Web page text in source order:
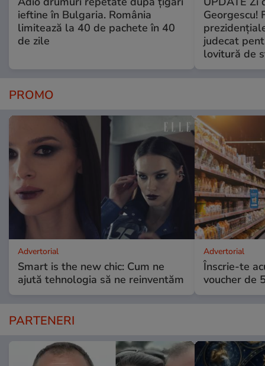
ieftine în Bulgaria. România
limitează la 40 de pachete în 40
de zile
Georgescu!
judecat
lovitură de
PROMO
Advertorial
Smart is the new chic: Cum ne
ajută tehnologia să ne reinventăm
Advertorial
Înscrie-te
voucher de
PARTENERI